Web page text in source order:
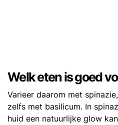
Welk eten is goed
Varieer daarom met
zelfs met basilicum. In
huid een natuurlijke glow